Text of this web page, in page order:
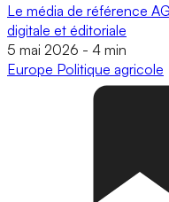
Le média de référence
digitale et éditoriale
5 mai 2026 - 4 min
Europe Politique agricole